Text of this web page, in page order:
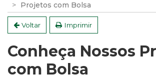
para
busca
conteúdo
Projetos com Bolsa
Voltar Imprimir
Conheça Nossos
com Bolsa